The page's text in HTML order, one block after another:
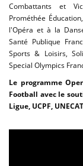
Combattants et
Prométhée
l'Opéra et à la
Santé Publique
Sports & Loisirs,
Special Olympics
Le programme
Football avec le
Ligue, UCPF,